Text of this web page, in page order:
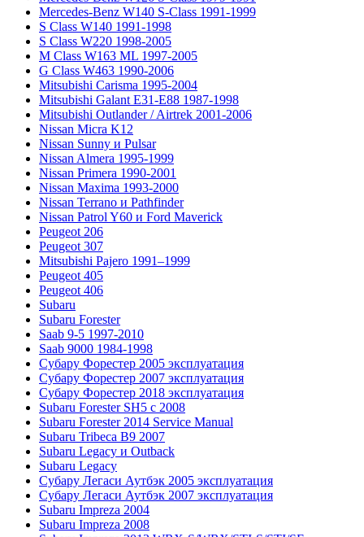
Mercedes-Benz W140 S-Class 1991-1999
S Class W140 1991-1998
S Class W220 1998-2005
M Class W163 ML 1997-2005
G Class W463 1990-2006
Mitsubishi Carisma 1995-2004
Mitsubishi Galant E31-E88 1987-1998
Mitsubishi Outlander / Airtrek 2001-2006
Nissan Micra K12
Nissan Sunny и Pulsar
Nissan Almera 1995-1999
Nissan Primera 1990-2001
Nissan Maxima 1993-2000
Nissan Terrano и Pathfinder
Nissan Patrol Y60 и Ford Maverick
Peugeot 206
Peugeot 307
Mitsubishi Pajero 1991–1999
Peugeot 405
Peugeot 406
Subaru
Subaru Forester
Saab 9-5 1997-2010
Saab 9000 1984-1998
Субару Форестер 2005 эксплуатация
Субару Форестер 2007 эксплуатация
Субару Форестер 2018 эксплуатация
Subaru Forester SH5 с 2008
Subaru Forester 2014 Service Manual
Subaru Tribeca В9 2007
Subaru Legacy и Outback
Subaru Legacy
Субару Легаси Аутбэк 2005 эксплуатация
Субару Легаси Аутбэк 2007 эксплуатация
Subaru Impreza 2004
Subaru Impreza 2008